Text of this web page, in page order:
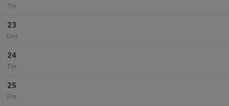
Tis
23
Ons
24
Tor
25
Fre